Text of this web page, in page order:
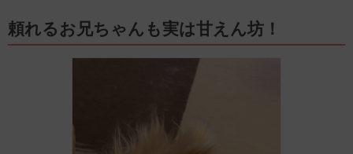
頼れるお兄ちゃんも実は甘えん坊！